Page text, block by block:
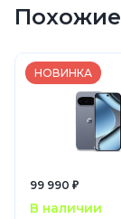
НОВИНКА
99 990 ₽
В наличии